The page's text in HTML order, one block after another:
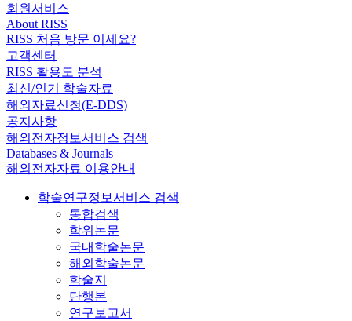
회원서비스
About RISS
RISS 처음 방문 이세요?
고객센터
RISS 활용도 분석
최신/인기 학술자료
해외자료신청(E-DDS)
공지사항
해외전자정보서비스 검색
Databases & Journals
해외전자자료 이용안내
학술연구정보서비스 검색
통합검색
학위논문
국내학술논문
해외학술논문
학술지
단행본
연구보고서